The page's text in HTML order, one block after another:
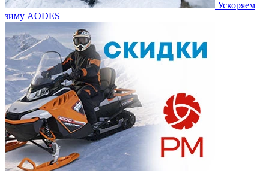
Ускоряем
зиму AODES